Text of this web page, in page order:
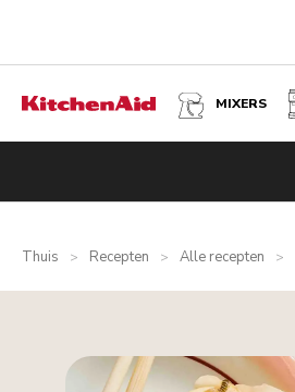
MIXERS
Thuis > Recepten > Alle recepten >